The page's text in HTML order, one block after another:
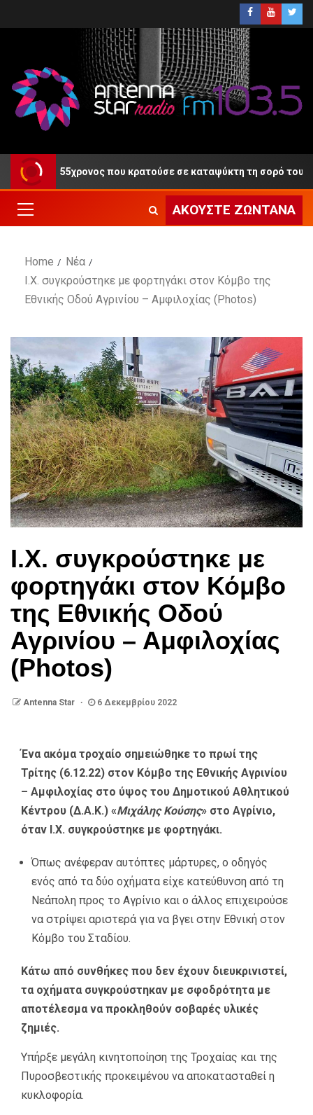
που κρατούσε σε καταψύκτη τη σορό του πατέρα του
ΑΚΟΎΣΤΕ ΖΩΝΤΑΝΆ
Home
Νέα
Ι.Χ. συγκρούστηκε με φορτηγάκι στον Κόμβο της
Εθνικής Οδού Αγρινίου – Αμφιλοχίας (Photos)
Ι.Χ. συγκρούστηκε με
φορτηγάκι στον Κόμβο
της Εθνικής Οδού
Αγρινίου – Αμφιλοχίας
(Photos)
Antenna Star 6 Δεκεμβρίου 2022
Ένα ακόμα τροχαίο σημειώθηκε το πρωί της
Τρίτης (6.12.22) στον Κόμβο της Εθνικής Αγρινίου
– Αμφιλοχίας στο ύψος του Δημοτικού Αθλητικού
Κέντρου (Δ.Α.Κ.) «Μιχάλης Κούσης» στο Αγρίνιο,
όταν Ι.Χ. συγκρούστηκε με φορτηγάκι.
Όπως ανέφεραν αυτόπτες μάρτυρες, ο οδηγός
ενός από τα δύο οχήματα είχε κατεύθυνση από τη
Νεάπολη προς το Αγρίνιο και ο άλλος επιχειρούσε
να στρίψει αριστερά για να βγει στην Εθνική στον
Κόμβο του Σταδίου.
Κάτω από συνθήκες που δεν έχουν διευκρινιστεί,
τα οχήματα συγκρούστηκαν με σφοδρότητα με
αποτέλεσμα να προκληθούν σοβαρές υλικές
ζημιές.
Υπήρξε μεγάλη κινητοποίηση της Τροχαίας και της
Πυροσβεστικής προκειμένου να αποκατασταθεί η
κυκλοφορία.